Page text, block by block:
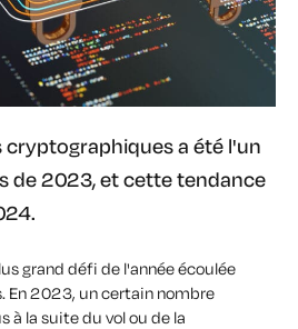
cryptographiques a été l'un
de 2023, et cette tendance
grand défi de l'année écoulée
En 2023, un certain nombre
à la suite du vol ou de la